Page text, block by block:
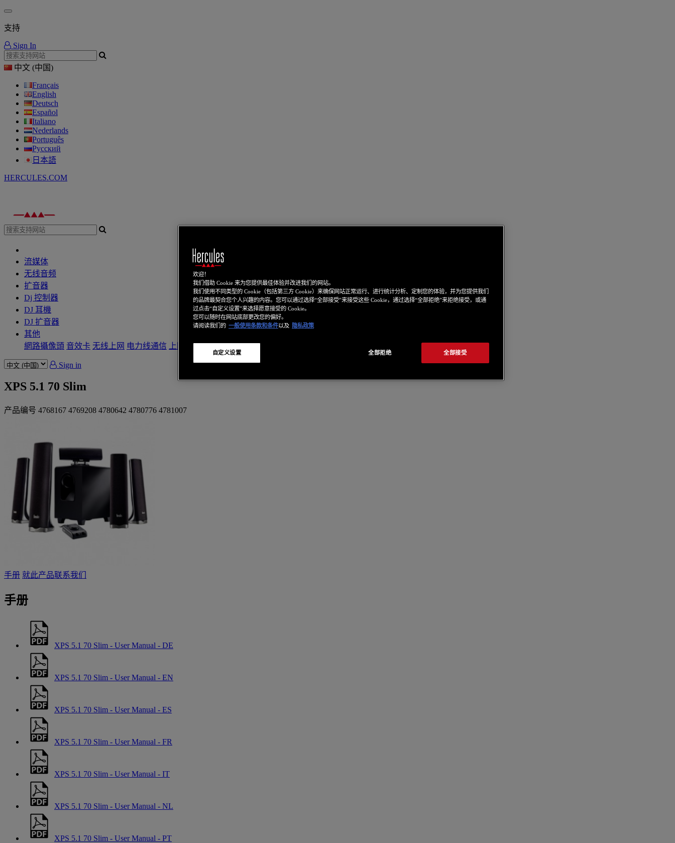
支持
Sign In
中文 (中国)
Français
English
Deutsch
Español
Italiano
Nederlands
Português
Русский
日本語
HERCULES.COM
流媒体
无线音频
扩音器
Dj 控制器
DJ 耳機
DJ 扩音器
其他
網路攝像頭 音效卡 无线上网 电力线通信 上网本 視訊卡
Sign in
XPS 5.1 70 Slim
产品编号 4768167 4769208 4780642 4780776 4781007
手册 就此产品联系我们
手册
XPS 5.1 70 Slim - User Manual - DE
XPS 5.1 70 Slim - User Manual - EN
XPS 5.1 70 Slim - User Manual - ES
XPS 5.1 70 Slim - User Manual - FR
XPS 5.1 70 Slim - User Manual - IT
XPS 5.1 70 Slim - User Manual - NL
XPS 5.1 70 Slim - User Manual - PT
欢迎！
我们借助 Cookie 来为您提供最佳体验并改进我们的网站。
我们使用不同类型的 Cookie（包括第三方 Cookie）来确保网站正常运行、进行统计分析、定制您的体验，并为您提供我们
的品牌最契合您个人兴趣的内容。您可以通过选择“全部接受”来接受这些 Cookie，通过选择“全部拒绝”来拒绝接受，或通
过点击“自定义设置”来选择愿意接受的 Cookie。
您可以随时在网站底部更改您的偏好。
请阅读我们的 一般使用条款和条件以及 隐私政策
全部拒绝 全部接受
自定义设置